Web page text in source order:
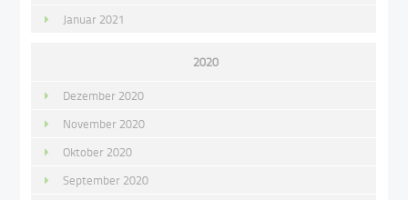
Januar 2021
2020
Dezember 2020
November 2020
Oktober 2020
September 2020